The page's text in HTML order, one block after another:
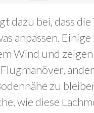
dazu bei, dass
anpassen.
Wind und zeigen
zu
wie diese